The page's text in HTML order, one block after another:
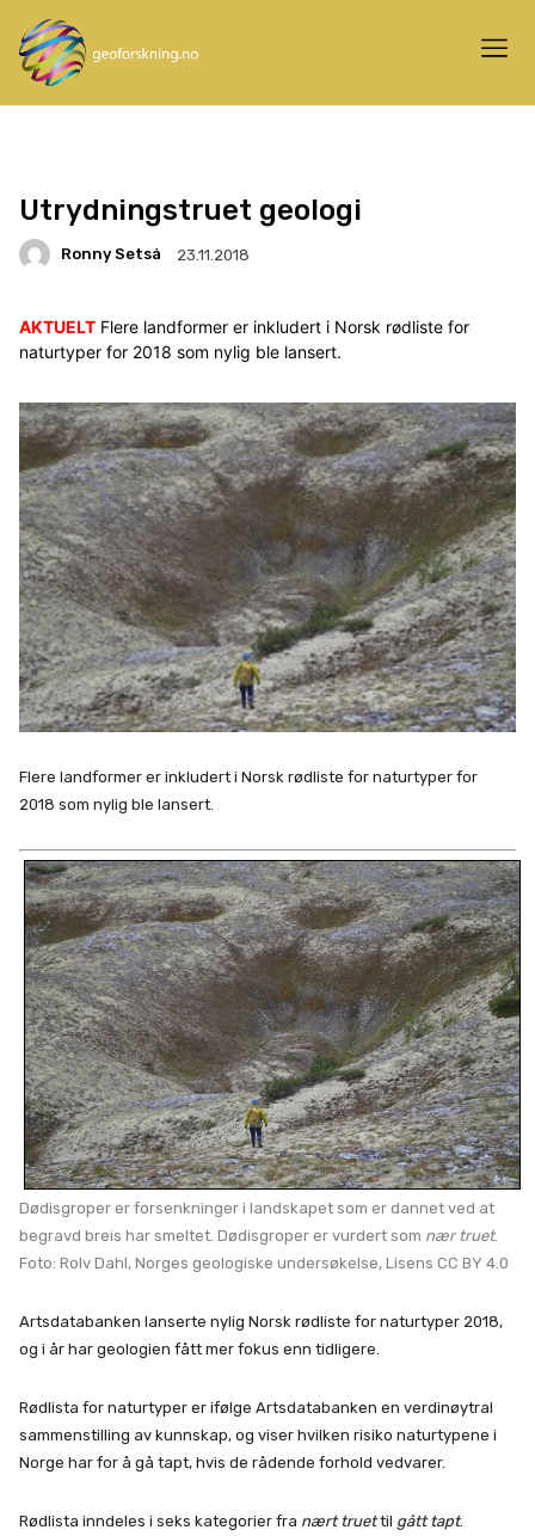
Utrydningstruet geologi
Ronny Setså 23.11.2018
AKTUELT Flere landformer er inkludert i Norsk rødliste for
naturtyper for 2018 som nylig ble lansert.
Flere landformer er inkludert i Norsk rødliste for naturtyper for
2018 som nylig ble lansert.
Dødisgroper er forsenkninger i landskapet som er dannet ved at
begravd breis har smeltet. Dødisgroper er vurdert som nær truet.
Foto: Rolv Dahl, Norges geologiske undersøkelse, Lisens CC BY 4.0
Artsdatabanken lanserte nylig Norsk rødliste for naturtyper 2018,
og i år har geologien fått mer fokus enn tidligere.
Rødlista for naturtyper er ifølge Artsdatabanken en verdinøytral
sammenstilling av kunnskap, og viser hvilken risiko naturtypene i
Norge har for å gå tapt, hvis de rådende forhold vedvarer.
Rødlista inndeles i seks kategorier fra nært truettil gått tapt.